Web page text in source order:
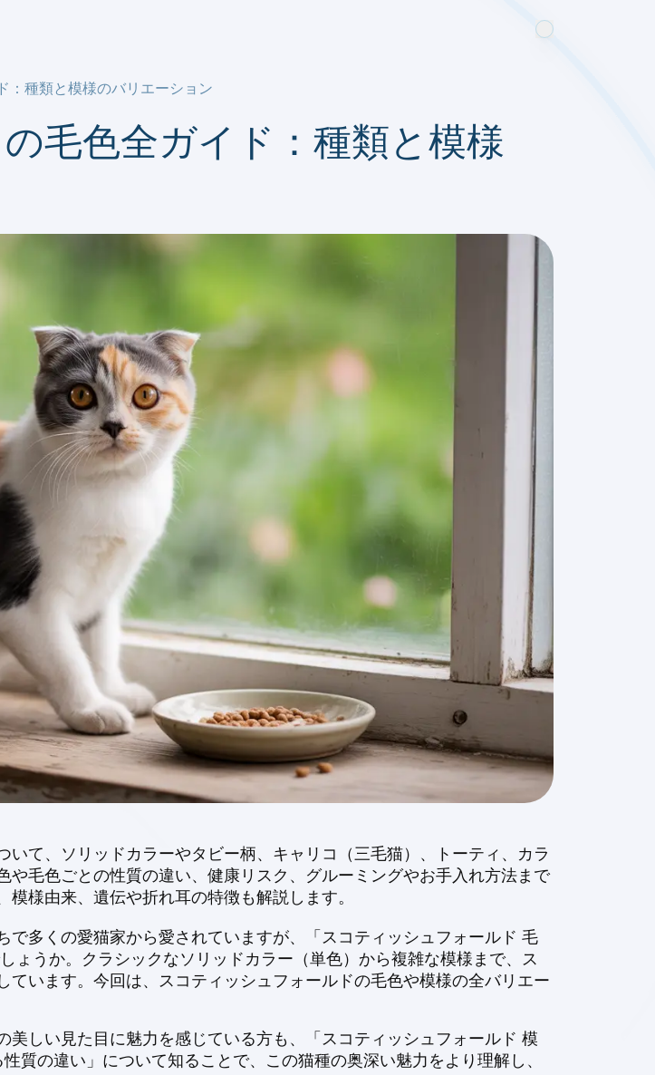
：種類と模様のバリエーション
毛色全ガイド：種類と模様
て、ソリッドカラーやタビー柄、キャリコ（三毛猫）、トーティ、カラ
毛色ごとの性質の違い、健康リスク、グルーミングやお手入れ方法まで
様由来、遺伝や折れ耳の特徴も解説します。
多くの愛猫家から愛されていますが、「スコティッシュフォールド 毛
ょうか。クラシックなソリッドカラー（単色）から複雑な模様まで、ス
います。今回は、スコティッシュフォールドの毛色や模様の全バリエー
しい見た目に魅力を感じている方も、「スコティッシュフォールド 模
質の違い」について知ることで、この猫種の奥深い魅力をより理解し、